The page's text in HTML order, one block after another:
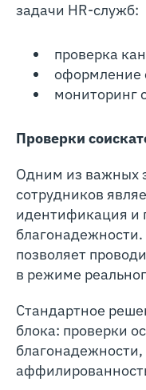
задачи HR-служб:
проверка
оформление
мониторинг
Проверки
Одним из важных
сотрудников
идентификация и
позволяет
в режиме
Стандартное
блока: проверки